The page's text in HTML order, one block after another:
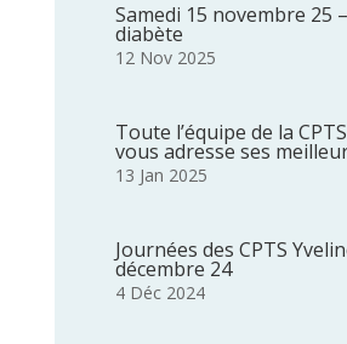
Samedi 15 novembre 25
diabète
12 Nov 2025
Toute l’équipe de la
vous adresse ses
13 Jan 2025
Journées des CPTS
décembre 24
4 Déc 2024